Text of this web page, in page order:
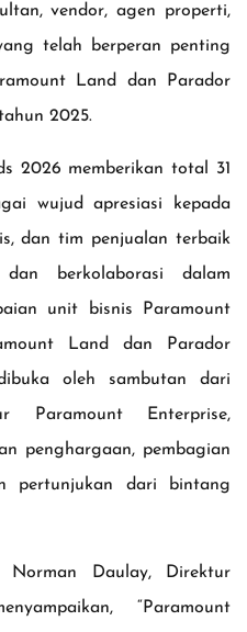
vendor, agen properti,
telah berperan penting
Land dan Parador
2025.
2026 memberikan total 31
wujud apresiasi kepada
dan tim penjualan terbaik
berkolaborasi dalam
unit bisnis Paramount
Land dan Parador
oleh sambutan dari
Paramount Enterprise,
penghargaan, pembagian
pertunjukan dari bintang
Norman Daulay, Direktur
“Paramount